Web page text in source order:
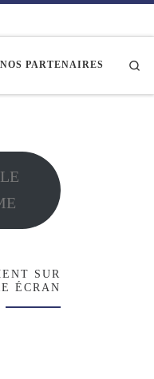
NOS PARTENAIRES
SUR
ÉCRAN